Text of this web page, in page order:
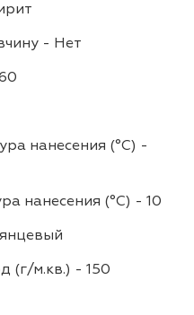
- Нет
нанесения (°С) -
нанесения (°С) - 10
(г/м.кв.) - 150